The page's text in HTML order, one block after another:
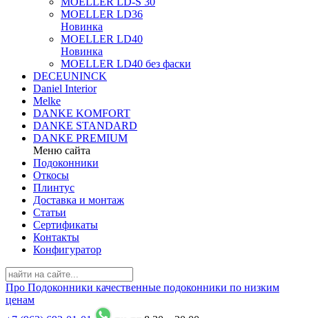
MOELLER LD36
Новинка
MOELLER LD40
Новинка
MOELLER LD40 без фаски
DECEUNINCK
Daniel Interior
Melke
DANKE KOMFORT
DANKE STANDARD
DANKE PREMIUM
Меню сайта
Подоконники
Откосы
Плинтус
Доставка и монтаж
Статьи
Сертификаты
Контакты
Конфигуратор
Про Подоконники качественные подоконники по низким
ценам